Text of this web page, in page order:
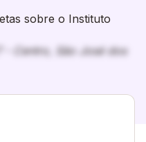
sobre o Instituto
- Centro, São José dos